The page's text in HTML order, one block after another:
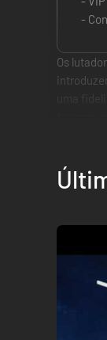
-
Os
faz com
do
que
figuras
-
-
- VIP
VIP, 3
Bónus